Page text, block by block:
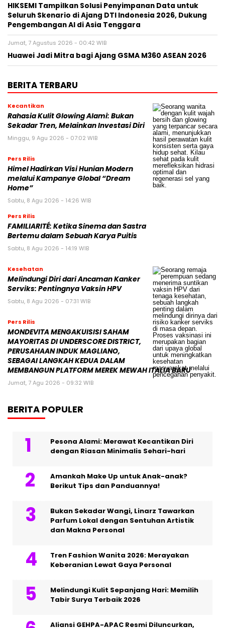
HIKSEMI Tampilkan Solusi Penyimpanan Data untuk
Seluruh Skenario di Ajang DTI Indonesia 2026, Dukung
Pengembangan AI di Asia Tenggara
Jumat, 7 Agustus 2026 - 00:42 WIB
Huawei Jadi Mitra bagi Ajang GSMA M360 ASEAN 2026
BERITA TERBARU
Kecantikan
Rahasia Kulit Glowing Alami: Bukan
Sekadar Tren, Melainkan Investasi Diri
Minggu, 9 Agu 2026 - 07:02 WIB
Pers Rilis
Himel Hadirkan Visi Hunian Modern
melalui Kampanye Global “Dream
Home”
Sabtu, 8 Agu 2026 - 14:26 WIB
Pers Rilis
FAMILIARITÉ: Ketika Sinema dan Sastra
Bertemu dalam Sebuah Karya Puitis
Sabtu, 8 Agu 2026 - 14:19 WIB
Kesehatan
Melindungi Diri dari Ancaman Kanker
Serviks: Pentingnya Vaksin HPV
Sabtu, 8 Agu 2026 - 07:31 WIB
Pers Rilis
MONDEVITA MENGAKUISISI SAHAM
MAYORITAS DI UNDERSCORE DISTRICT,
PERUSAHAAN INDUK MAGLIANO,
SEBAGAI LANGKAH KEDUA DALAM
MEMBANGUN PLATFORM MEREK MEWAH ITALIA BARU
Jumat, 7 Agu 2026 - 09:32 WIB
BERITA POPULER
Pesona Alami: Merawat Kecantikan Diri
dengan Riasan Minimalis Sehari-hari
Amankah Make Up untuk Anak-anak?
Berikut Tips dan Panduannya!
Bukan Sekadar Wangi, Linarz Tawarkan
Parfum Lokal dengan Sentuhan Artistik
dan Makna Personal
Tren Fashion Wanita 2026: Merayakan
Keberanian Lewat Gaya Personal
Melindungi Kulit Sepanjang Hari: Memilih
Tabir Surya Terbaik 2026
Aliansi GEHPA-APAC Resmi Diluncurkan,